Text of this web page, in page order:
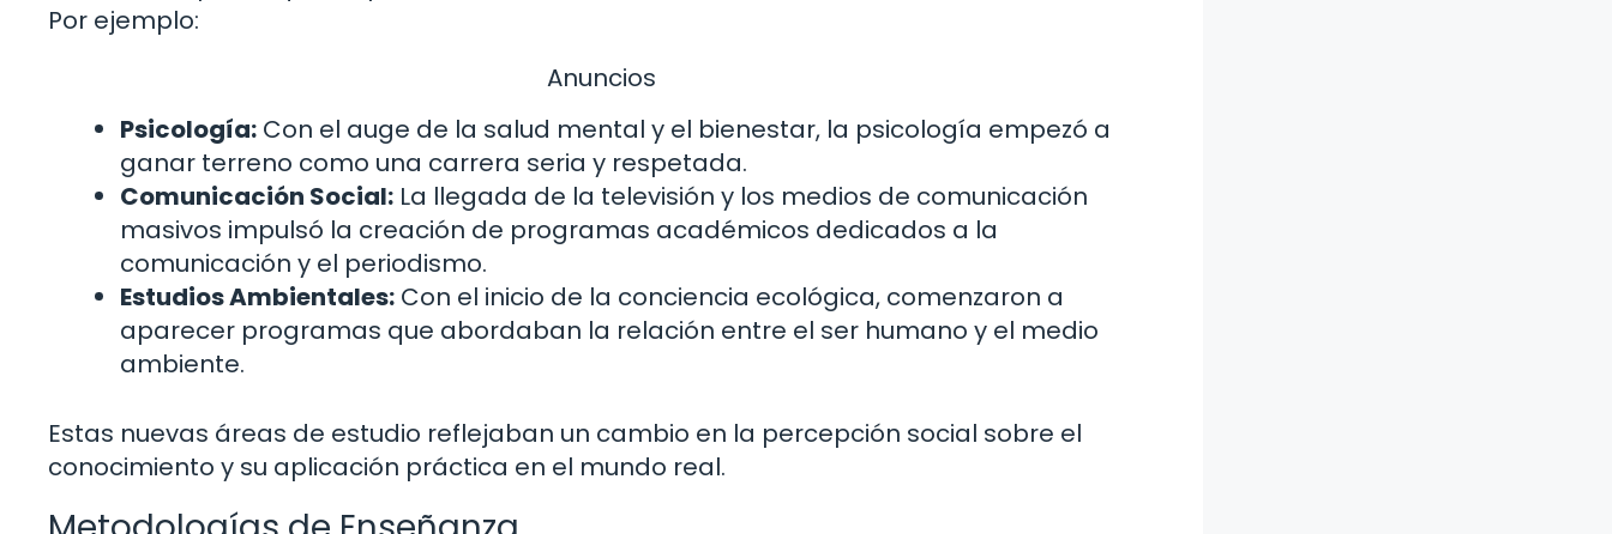
Por ejemplo:
Anuncios
Psicología: Con el auge de la salud mental y el bienestar, la psicología empezó a
ganar terreno como una carrera seria y respetada.
Comunicación Social: La llegada de la televisión y los medios de comunicación
masivos impulsó la creación de programas académicos dedicados a la
comunicación y el periodismo.
Estudios Ambientales: Con el inicio de la conciencia ecológica, comenzaron a
aparecer programas que abordaban la relación entre el ser humano y el medio
ambiente.
Estas nuevas áreas de estudio reflejaban un cambio en la percepción social sobre el
conocimiento y su aplicación práctica en el mundo real.